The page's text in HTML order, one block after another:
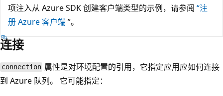
项注入从 Azure SDK 创建客户端类型的示例，请参阅 “注
册 Azure 客户端”。
连接
connection 属性是对环境配置的引用，它指定应用应如何连接
到 Azure 队列。 它可能指定：